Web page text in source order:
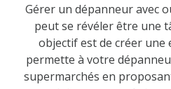
Gérer un dépanneur avec
peut se révéler être une
objectif est de créer une
permette à votre
supermarchés en